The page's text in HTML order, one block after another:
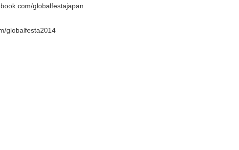
globalfestajapan
globalfesta2014